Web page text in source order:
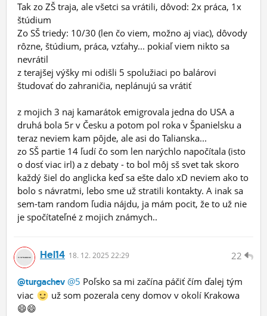
Tak zo ZŠ traja, ale všetci sa vrátili, dôvod: 2x práca, 1x
štúdium
Zo SŠ triedy: 10/30 (len čo viem, možno aj viac), dôvody
rôzne, štúdium, práca, vzťahy... pokiaľ viem nikto sa
nevrátil
z terajšej výšky mi odišli 5 spolužiaci po balárovi
študovať do zahraničia, neplánujú sa vrátiť
z mojich 3 naj kamarátok emigrovala jedna do USA a
druhá bola 5r v Česku a potom pol roka v Španielsku a
teraz neviem kam pôjde, ale asi do Talianska...
zo SŠ partie 14 ľudí čo som len narýchlo napočítala (isto
o dosť viac irl) a z debaty - to bol môj sš svet tak skoro
každý šiel do anglicka keď sa ešte dalo xD neviem ako to
bolo s návratmi, lebo sme už stratili kontakty. A inak sa
sem-tam random ľudia nájdu, ja mám pocit, že to už nie
je spočítateľné z mojich známych..
22
Hel14 18. 12. 2025 22:29
@turgachev @5 Poľsko sa mi začína páčiť čím ďalej tým
viac
už som pozerala ceny domov v okolí Krakowa
😄😄